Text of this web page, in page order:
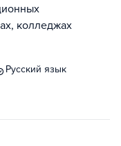
колледжах
русский язык